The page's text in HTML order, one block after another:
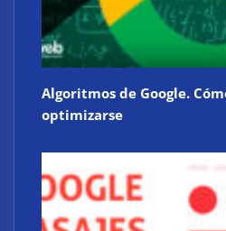
Algoritmos de Google.
optimizarse